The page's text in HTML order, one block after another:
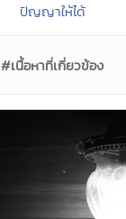
ปัญญาให้ได้
#เนื้อหาที่เกี่ยวข้อง